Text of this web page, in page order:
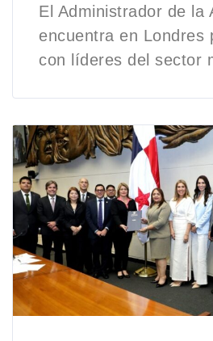
El Administrador de la
encuentra en Londres
con líderes del sector